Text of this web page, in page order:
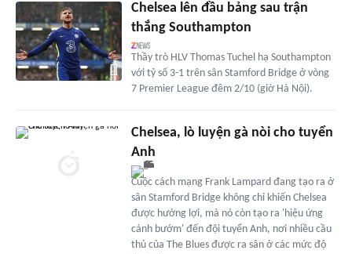
Chelsea lên đầu bảng sau trận
thắng Southampton
Thầy trò HLV Thomas Tuchel hạ Southampton
với tỷ số 3-1 trên sân Stamford Bridge ở vòng
7 Premier League đêm 2/10 (giờ Hà Nội).
Chelsea, lò luyện gà nòi cho tuyển
Anh
Cuộc cách mạng Frank Lampard đang tạo ra ở
sân Stamford Bridge không chỉ khiến Chelsea
được hưởng lợi, mà nó còn tạo ra 'hiệu ứng
cánh bướm' đến đội tuyển Anh, nơi nhiều cầu
thủ của The Blues được ra sân ở các mức độ